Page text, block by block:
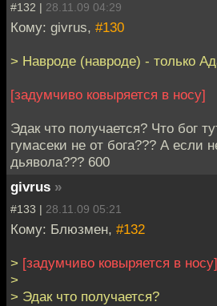
#132 | 28.11.09 04:29
Кому: givrus, #130
> Навроде (навроде) - только
[задумчиво ковыряется в носу]
Эдак что получается? Что бог
гумасеки не от бога??? А если
дьявола??? 600
givrus »
#133 | 28.11.09 05:21
Кому: Блюзмен, #132
> [задумчиво ковыряется в носу]
>
> Эдак что получается?